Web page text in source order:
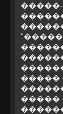
�����
�����